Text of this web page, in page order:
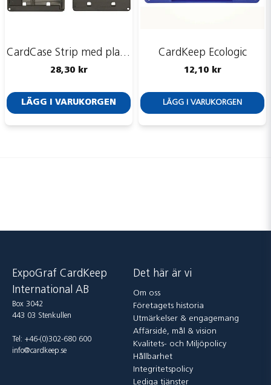
CardCase Strip med plastclip <br> Art.nr A0068F
28,30 kr
LÄGG I VARUKORGEN
CardKeep Ecologic
12,10 kr
LÄGG I VARUKORGEN
ExpoGraf CardKeep
International AB
Box 3042
443 03 Stenkullen
Tel: +46-(0)302-680 600
info@cardkeep.se
Det här är vi
Om oss
Företagets historia
Utmärkelser & engagemang
Affärsidé, mål & vision
Kvalitets- och Miljöpolicy
Hållbarhet
Integritetspolicy
Lediga tjänster